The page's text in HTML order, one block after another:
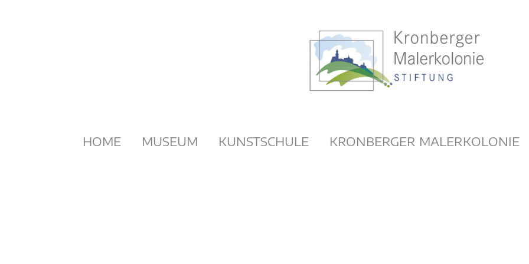
HOME MUSEUM KUNSTSCHULE KRONBERGER MALERKOLONIE